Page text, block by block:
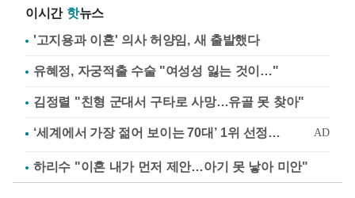
이시간 핫뉴스
'고지용과 이혼' 의사 허양임, 새 출발했다
유혜정, 자궁적출 수술 "여성성 잃는 것이…"
김정렬 "친형 군대서 구타로 사망…유골 못 찾아"
하리수 "이혼 내가 먼저 제안…아기 못 낳아 미안"